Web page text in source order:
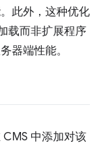
此外，这种优化
载而非扩展程序
器端性能。
中添加对该